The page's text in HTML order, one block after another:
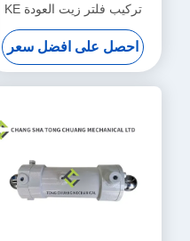
تركيب فلتر زيت العودة KE
2884+KE 2883 1010600428
احصل على افضل سعر